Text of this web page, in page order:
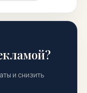
и снизить